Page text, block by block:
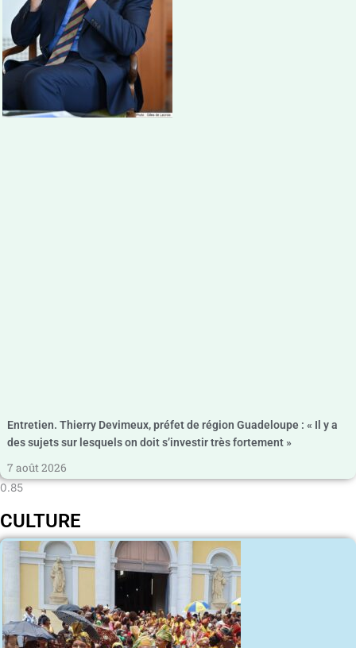
Entretien. Thierry Devimeux, préfet de région Guadeloupe : « Il y a
des sujets sur lesquels on doit s’investir très fortement »
7 août 2026
CULTURE